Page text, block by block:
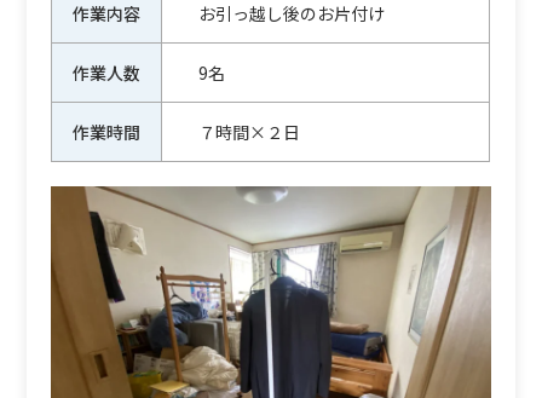
作業内容 お引っ越し後のお片付け
作業人数 9名
作業時間 ７時間×２日